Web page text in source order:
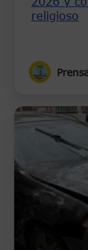
religioso